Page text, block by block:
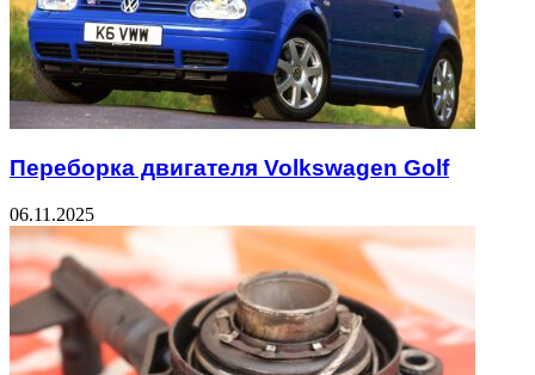
Переборка двигателя Volkswagen Golf
06.11.2025